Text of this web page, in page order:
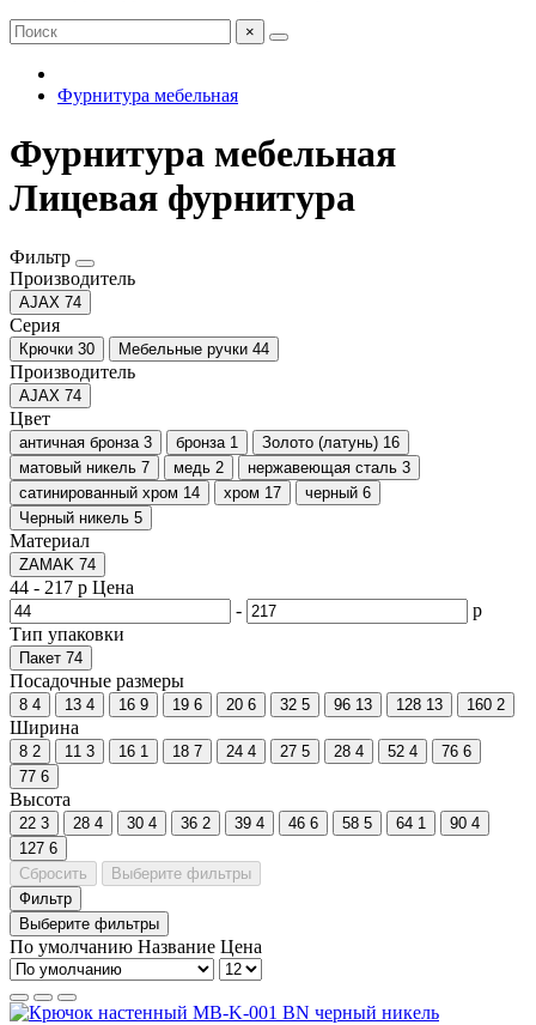
×
Фурнитура мебельная
Фурнитура мебельная
Лицевая фурнитура
Фильтр
Производитель
AJAX 74
Серия
Крючки 30 Мебельные ручки 44
Производитель
AJAX 74
Цвет
античная бронза 3 бронза 1 Золото (латунь) 16
матовый никель 7 медь 2 нержавеющая сталь 3
сатинированный хром 14 хром 17 черный 6
Черный никель 5
Материал
ZAMAK 74
44 - 217 р Цена
-
р
Тип упаковки
Пакет 74
Посадочные размеры
8 4 13 4 16 9 19 6 20 6 32 5 96 13 128 13 160 2
Ширина
8 2 11 3 16 1 18 7 24 4 27 5 28 4 52 4 76 6
77 6
Высота
22 3 28 4 30 4 36 2 39 4 46 6 58 5 64 1 90 4
127 6
Сбросить
Выберите фильтры
Фильтр
Выберите фильтры
По умолчанию Название Цена